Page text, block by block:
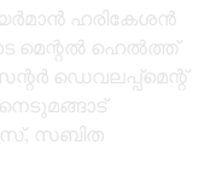
ഹരികേശൻ
മെന്റൽ ഹെൽത്ത്
ഡെവലപ്പ്മെന്റ്
സബിത